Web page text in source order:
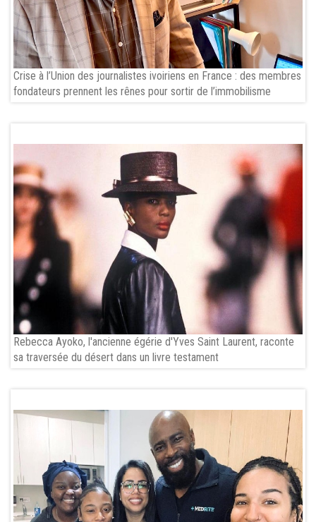
Crise à l’Union des journalistes ivoiriens en France : des membres
fondateurs prennent les rênes pour sortir de l’immobilisme
Rebecca Ayoko, l'ancienne égérie d'Yves Saint Laurent, raconte
sa traversée du désert dans un livre testament